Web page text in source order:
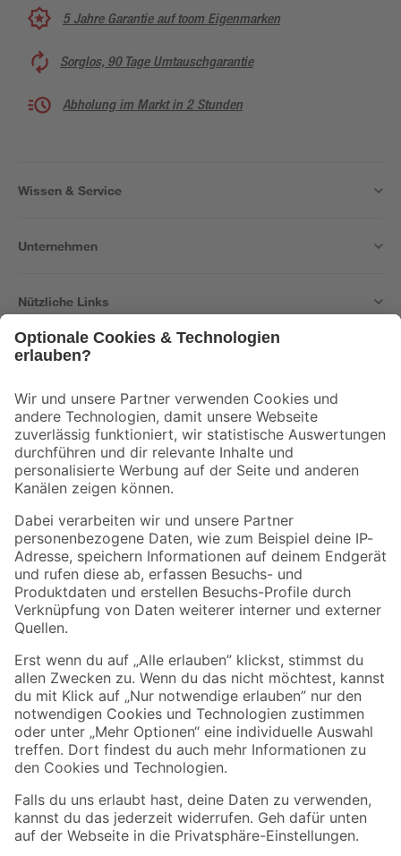
5 Jahre Garantie auf toom Eigenmarken
Sorglos, 90 Tage Umtauschgarantie
Abholung im Markt in 2 Stunden
Wissen & Service
Unternehmen
Nützliche Links
Der toom Newsletter: Keine Angebote und Aktionen mehr verpassen!
Zur Newsletter Anmeldung
Folge uns
Zahlungsarten Versandarten
Sicher einkaufen
Jetzt die toom-App herunterladen
Alle Preisangaben in EUR inkl. gesetzl. MwSt.. Die dargestellten Angebote sind unter
Umständen nicht in allen Märkten verfügbar. Die angegebenen Verfügbarkeiten beziehen